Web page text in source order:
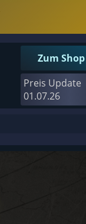
Zum Shop
Preis Update
01.07.26